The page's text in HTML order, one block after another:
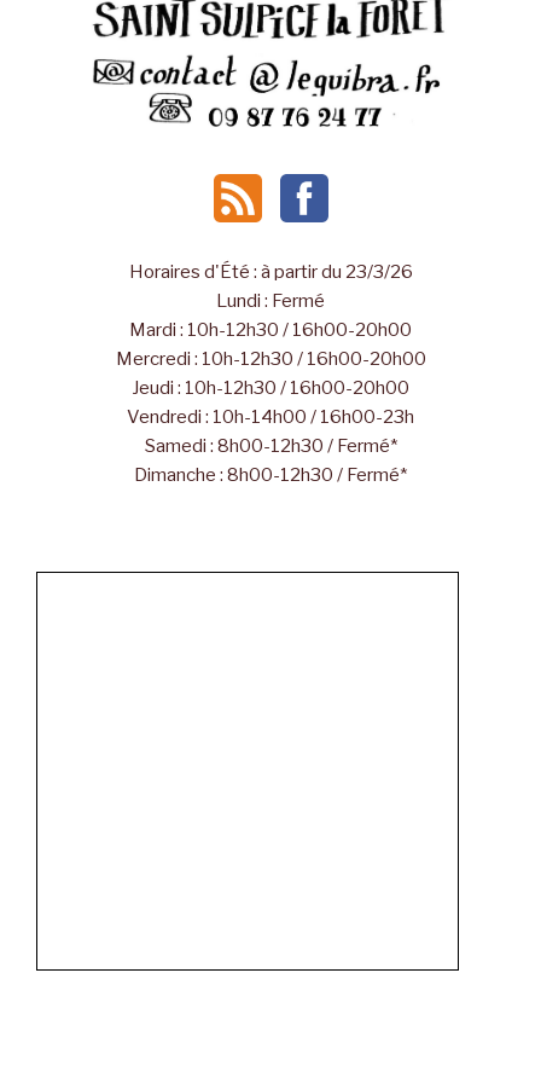
Horaires d'Été : à partir du 23/3/26
Lundi : Fermé
Mardi : 10h-12h30 / 16h00-20h00
Mercredi : 10h-12h30 / 16h00-20h00
Jeudi : 10h-12h30 / 16h00-20h00
Vendredi : 10h-14h00 / 16h00-23h
Samedi : 8h00-12h30 / Fermé*
Dimanche : 8h00-12h30 / Fermé*